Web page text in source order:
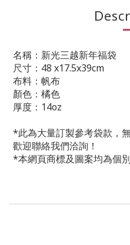
名稱：新光三越新年福袋
尺寸：48 x17.5x39cm
布料：帆布
顏色：橘色
厚度：14oz
*此為大量訂製參考袋款，
歡迎聯絡我們洽詢！
*本網頁商標及圖案均為個